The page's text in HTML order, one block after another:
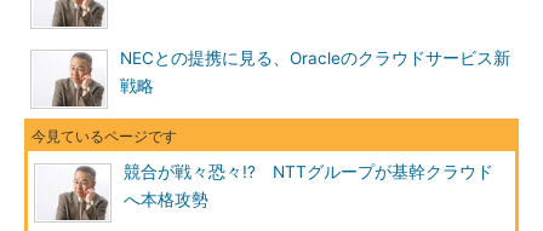
NECとの提携に見る、Oracleのクラウドサービス新
戦略
競合が戦々恐々!? NTTグループが基幹クラウド
へ本格攻勢